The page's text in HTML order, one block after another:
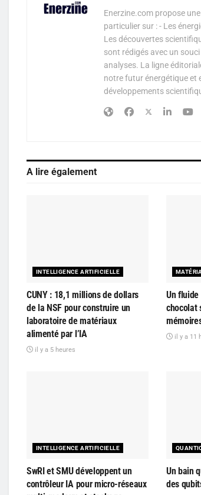
Enerzine.com propose
particulier sur : - Les
Les découvertes
sont rédigés avec un
analyses. La ligne
notre futur énergétique et
développements
A lire également
INTELLIGENCE ARTIFICIELLE
CUNY : 18,1 millions de dollars
de la NSF pour construire un
laboratoire de matériaux
alimenté par l’IA
il y a 5 heures
Un
chocolat
il y a 11
INTELLIGENCE ARTIFICIELLE
SwRI et SMU développent un
contrôleur IA pour micro-réseaux
Un bain
des